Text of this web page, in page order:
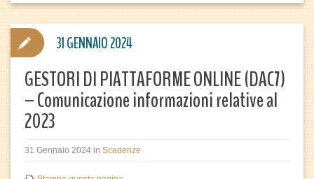
GESTORI DI PIATTAFORME ONLINE (DAC7)
– Comunicazione informazioni relative al
2023
31 Gennaio 2024 in Scadenze
31 GENNAIO 2024